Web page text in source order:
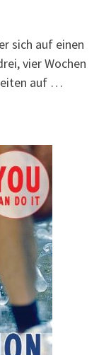
sich auf einen
vier Wochen
auf …